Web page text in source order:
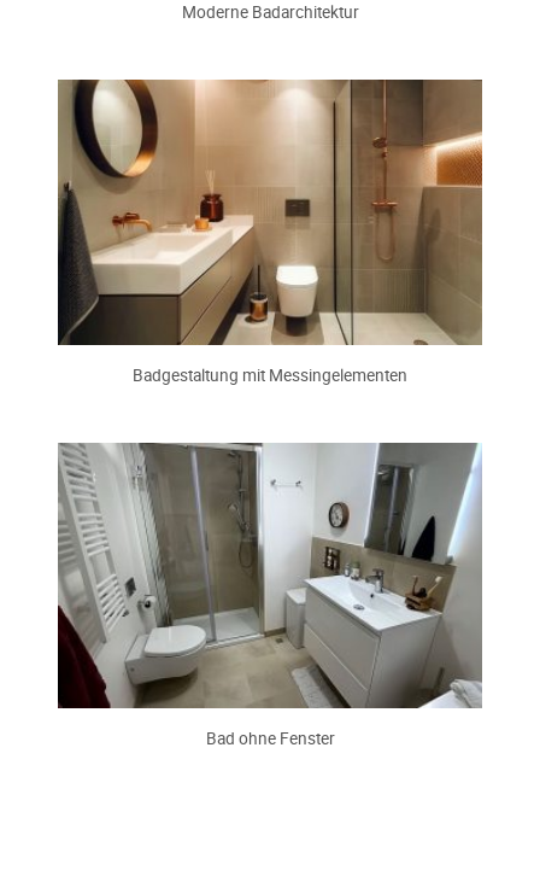
Moderne Badarchitektur
Badgestaltung mit Messingelementen
Bad ohne Fenster